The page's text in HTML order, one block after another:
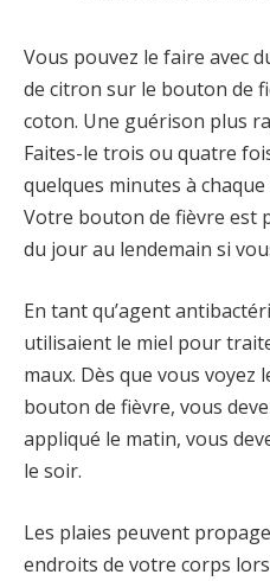
Vous pouvez le faire avec
de citron sur le bouton de
coton. Une guérison plus
Faites-le trois ou quatre
quelques minutes à
Votre bouton de fièvre est
du jour au lendemain si
En tant qu’agent
utilisaient le miel pour
maux. Dès que vous voyez
bouton de fièvre, vous
appliqué le matin, vous
le soir.
Les plaies peuvent
endroits de votre corps